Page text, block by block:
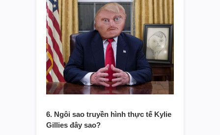
6. Ngôi sao truyền hình thực tế Kylie
Gillies đây sao?